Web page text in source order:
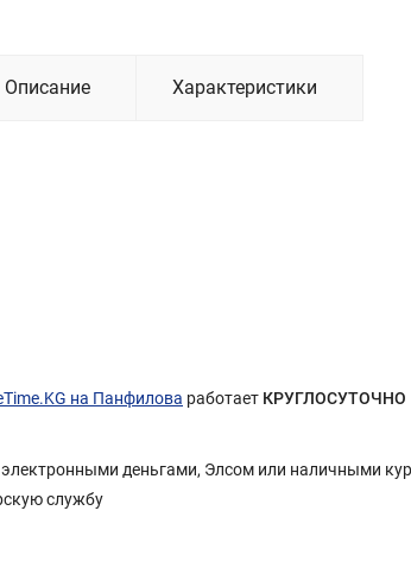
Описание Характеристики
на Панфилова работает КРУГЛОСУТОЧНО
деньгами, Элсом или наличными
службу